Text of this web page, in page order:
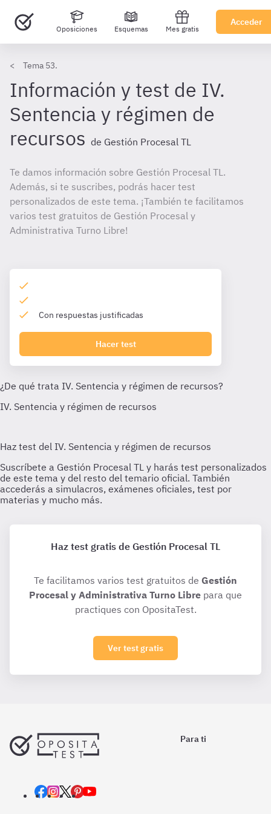
Oposiciones Esquemas Mes gratis
Acceder
Tema 53.
Información y test de IV.
Sentencia y régimen de
recursos de Gestión Procesal TL
Te damos información sobre Gestión Procesal TL.
Además, si te suscribes, podrás hacer test
personalizados de este tema. ¡También te facilitamos
varios test gratuitos de Gestión Procesal y
Administrativa Turno Libre!
Con respuestas justificadas
Hacer test
Haz test gratis de Gestión Procesal TL
Te facilitamos varios test gratuitos de Gestión
Procesal y Administrativa Turno Libre para que
practiques con OpositaTest.
Ver test gratis
Para ti